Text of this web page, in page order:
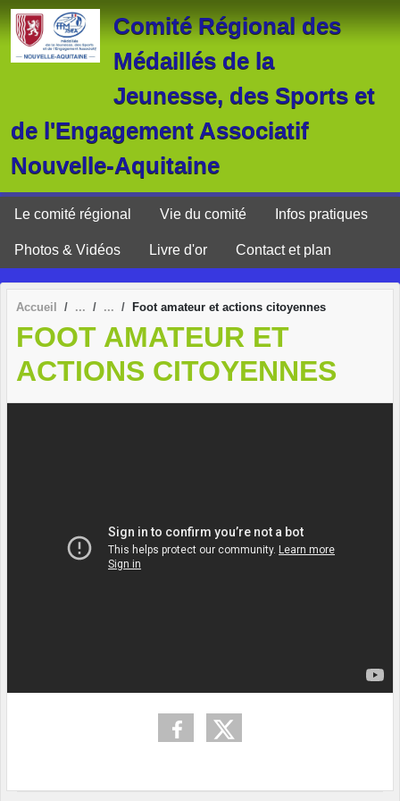
Comité Régional des
Médaillés de la
Jeunesse, des Sports et
de l'Engagement Associatif
Nouvelle-Aquitaine
Le comité régional Vie du comité Infos pratiques
Photos & Vidéos Livre d'or Contact et plan
Accueil Foot amateur et actions citoyennes
FOOT AMATEUR ET
ACTIONS CITOYENNES
Panneau de gestion des cookies